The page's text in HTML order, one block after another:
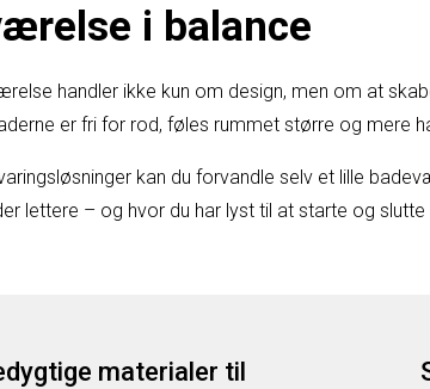
i balance
handler ikke kun om design, men om at
er fri for rod, føles rummet større og mere
kan du forvandle selv et lille
lettere – og hvor du har lyst til at starte og slutte
materialer til